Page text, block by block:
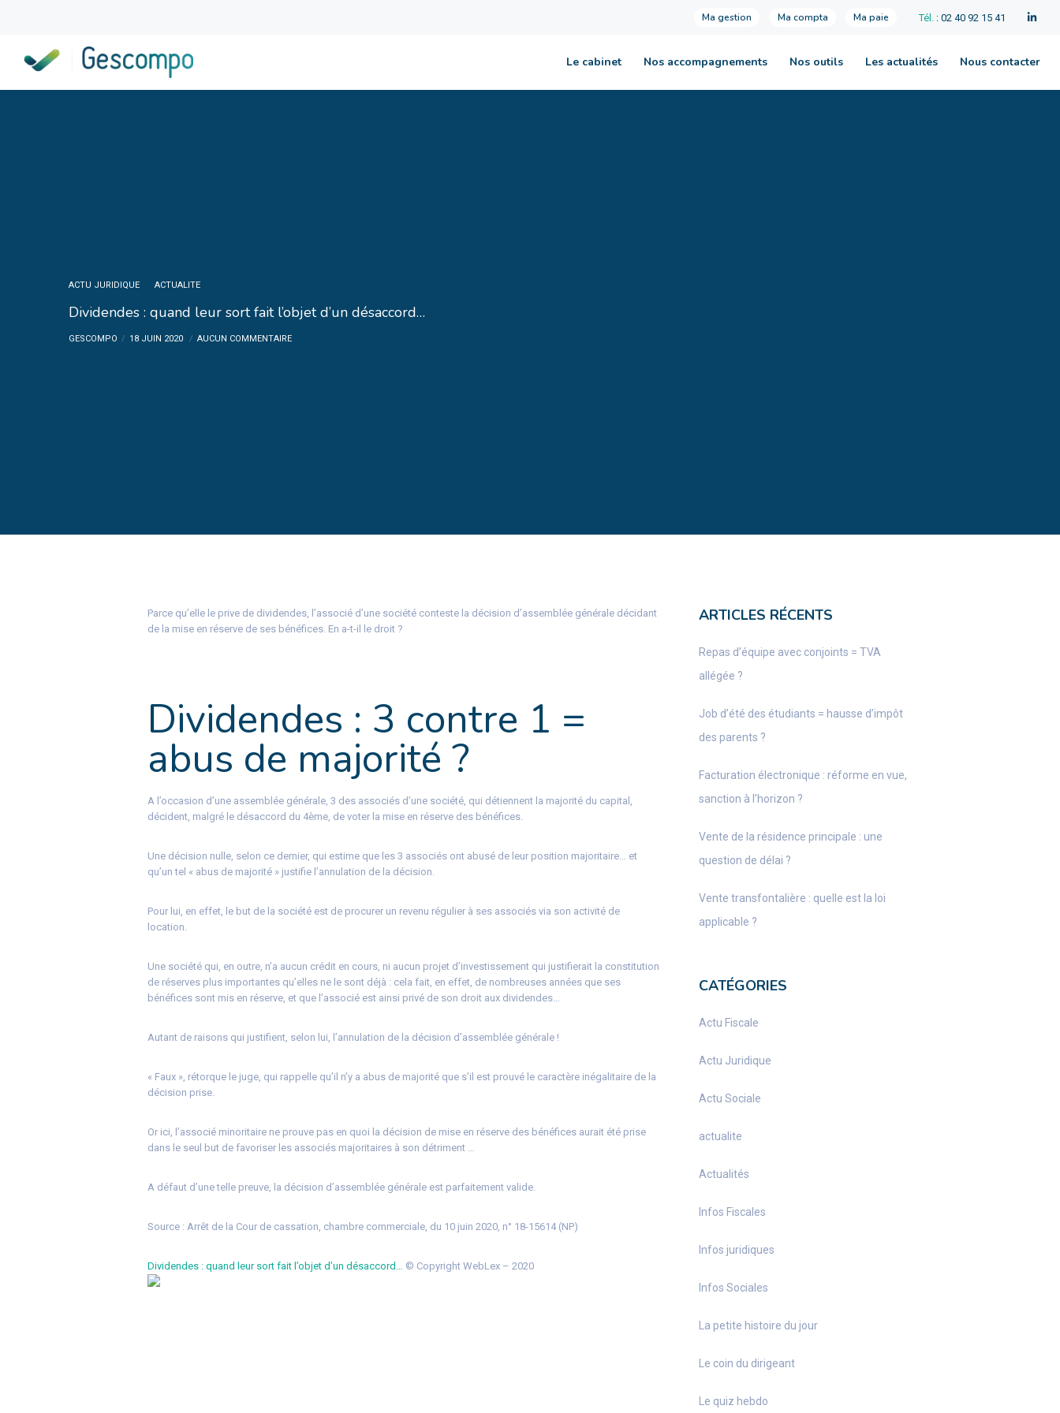
Ma gestion Ma compta Ma paie Tél. : 02 40 92 15 41
Le cabinet Nos accompagnements Nos outils Les actualités Nous contacter
ACTU JURIDIQUE ACTUALITE
Dividendes : quand leur sort fait l’objet d’un désaccord…
GESCOMPO 18 JUIN 2020 AUCUN COMMENTAIRE
Parce qu’elle le prive de dividendes, l’associé d’une société conteste la décision d’assemblée générale décidant
de la mise en réserve de ses bénéfices. En a-t-il le droit ?
Dividendes : 3 contre 1 =
abus de majorité ?
A l’occasion d’une assemblée générale, 3 des associés d’une société, qui détiennent la majorité du capital,
décident, malgré le désaccord du 4ème, de voter la mise en réserve des bénéfices.
Une décision nulle, selon ce dernier, qui estime que les 3 associés ont abusé de leur position majoritaire… et
qu’un tel « abus de majorité » justifie l’annulation de la décision.
Pour lui, en effet, le but de la société est de procurer un revenu régulier à ses associés via son activité de
location.
Une société qui, en outre, n’a aucun crédit en cours, ni aucun projet d’investissement qui justifierait la constitution
de réserves plus importantes qu’elles ne le sont déjà : cela fait, en effet, de nombreuses années que ses
bénéfices sont mis en réserve, et que l’associé est ainsi privé de son droit aux dividendes…
Autant de raisons qui justifient, selon lui, l’annulation de la décision d’assemblée générale !
« Faux », rétorque le juge, qui rappelle qu’il n’y a abus de majorité que s’il est prouvé le caractère inégalitaire de la
décision prise.
Or ici, l’associé minoritaire ne prouve pas en quoi la décision de mise en réserve des bénéfices aurait été prise
dans le seul but de favoriser les associés majoritaires à son détriment …
A défaut d’une telle preuve, la décision d’assemblée générale est parfaitement valide.
Source : Arrêt de la Cour de cassation, chambre commerciale, du 10 juin 2020, n° 18-15614 (NP)
Dividendes : quand leur sort fait l’objet d’un désaccord… © Copyright WebLex – 2020
ARTICLES RÉCENTS
Repas d’équipe avec conjoints = TVA
allégée ?
Job d’été des étudiants = hausse d’impôt
des parents ?
Facturation électronique : réforme en vue,
sanction à l’horizon ?
Vente de la résidence principale : une
question de délai ?
Vente transfontalière : quelle est la loi
applicable ?
CATÉGORIES
Actu Fiscale
Actu Juridique
Actu Sociale
actualite
Actualités
Infos Fiscales
Infos juridiques
Infos Sociales
La petite histoire du jour
Le coin du dirigeant
Le quiz hebdo